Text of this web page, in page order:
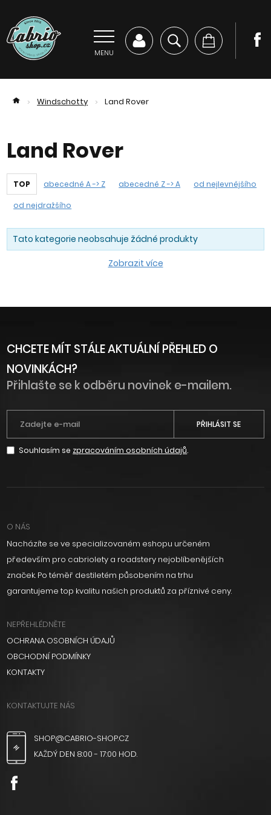
MENU
> Windschotty > Land Rover
Land Rover
TOP abecedně A -> Z abecedně Z -> A od nejlevnějšího
od nejdražšího
Tato kategorie neobsahuje žádné produkty
Zobrazit více
CHCETE MÍT STÁLE AKTUÁLNÍ PŘEHLED O
NOVINKÁCH?
Přihlašte se k odběru novinek e-mailem.
PŘIHLÁSIT SE
Souhlasím se zpracováním osobních údajů.
O NÁS
Nacházíte se ve specializovaném eshopu určeném
především pro cabriolety a roadstery nejoblíbenějších
značek. Po téměř destiletém působením na trhu
garantujeme top kvalitu našich produktů za příznivé ceny.
NEPŘEHLÉDNĚTE
OCHRANA OSOBNÍCH ÚDAJŮ
OBCHODNÍ PODMÍNKY
KONTAKTY
KONTAKTUJTE NÁS
SHOP@CABRIO-SHOP.CZ
KAŽDÝ DEN 8:00 - 17:00 HOD.